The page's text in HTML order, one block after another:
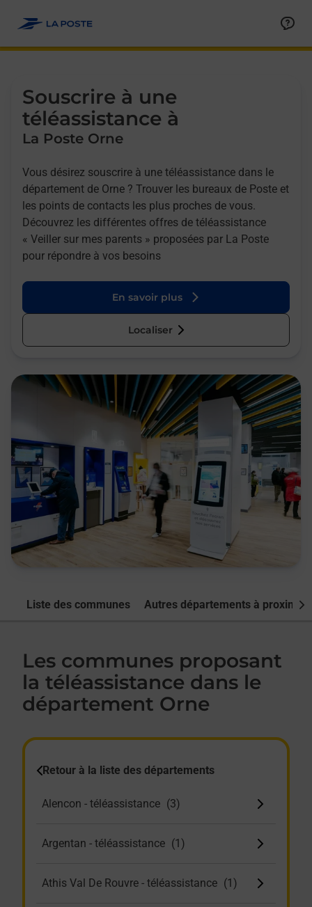
Souscrire à une
téléassistance à
La Poste Orne
Vous désirez souscrire à une téléassistance dans le
département de Orne ? Trouver les bureaux de Poste et
les points de contacts les plus proches de vous.
Découvrez les différentes offres de téléassistance
« Veiller sur mes parents » proposées par La Poste
pour répondre à vos besoins
En savoir plus
Localiser
Liste des communes Autres départements à proximité
Les communes proposant
la téléassistance dans le
département Orne
Retour à la liste des départements
Alencon - téléassistance
Argentan - téléassistance
Athis Val De Rouvre - téléassistance